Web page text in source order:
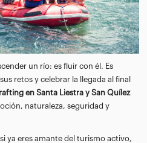
un río: es fluir con él. Es
retos y celebrar la llegada al final
rafting en Santa Liestra y San Quílez
naturaleza, seguridad y
ya eres amante del turismo activo,